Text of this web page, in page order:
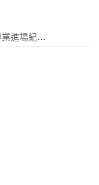
程最佳電力備援